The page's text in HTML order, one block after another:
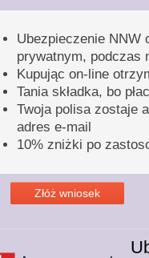
Ubezpieczenie NNW
prywatnym, podczas
Kupując on-line
Tania składka, bo
Twoja polisa zostaje
adres e-mail
10% zniżki po
Złóż wniosek